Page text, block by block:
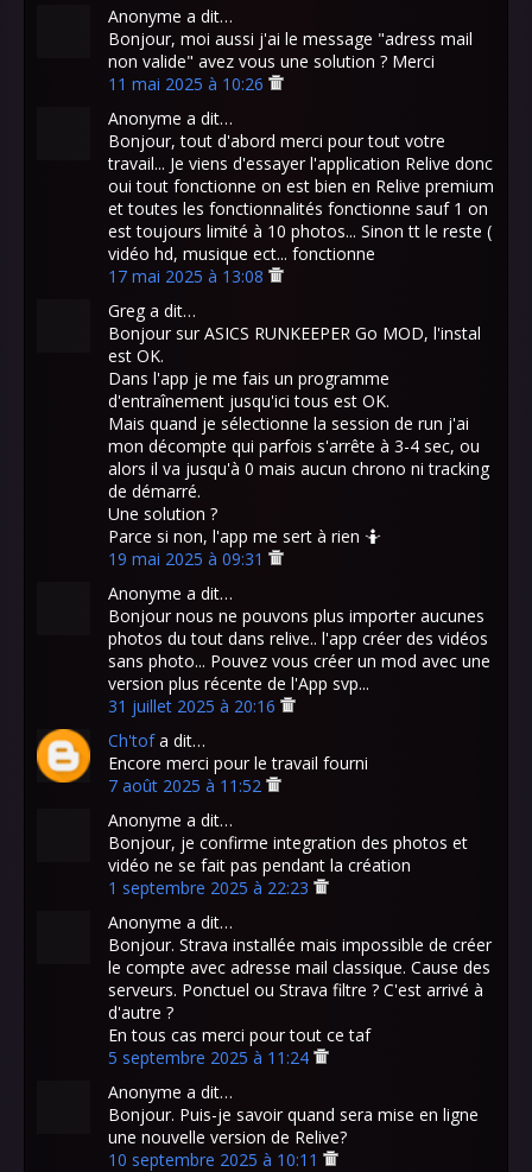
Anonyme a dit…
Bonjour, moi aussi j'ai le message "adress mail
non valide" avez vous une solution ? Merci
11 mai 2025 à 10:26
Anonyme a dit…
Bonjour, tout d'abord merci pour tout votre
travail... Je viens d'essayer l'application Relive donc
oui tout fonctionne on est bien en Relive premium
et toutes les fonctionnalités fonctionne sauf 1 on
est toujours limité à 10 photos... Sinon tt le reste (
vidéo hd, musique ect... fonctionne
17 mai 2025 à 13:08
Greg a dit…
Bonjour sur ASICS RUNKEEPER Go MOD, l'instal
est OK.
Dans l'app je me fais un programme
d'entraînement jusqu'ici tous est OK.
Mais quand je sélectionne la session de run j'ai
mon décompte qui parfois s'arrête à 3-4 sec, ou
alors il va jusqu'à 0 mais aucun chrono ni tracking
de démarré.
Une solution ?
Parce si non, l'app me sert à rien 🤷
19 mai 2025 à 09:31
Anonyme a dit…
Bonjour nous ne pouvons plus importer aucunes
photos du tout dans relive.. l'app créer des vidéos
sans photo... Pouvez vous créer un mod avec une
version plus récente de l'App svp...
31 juillet 2025 à 20:16
Ch'tofa dit…
Encore merci pour le travail fourni
7 août 2025 à 11:52
Anonyme a dit…
Bonjour, je confirme integration des photos et
vidéo ne se fait pas pendant la création
1 septembre 2025 à 22:23
Anonyme a dit…
Bonjour. Strava installée mais impossible de créer
le compte avec adresse mail classique. Cause des
serveurs. Ponctuel ou Strava filtre ? C'est arrivé à
d'autre ?
En tous cas merci pour tout ce taf
5 septembre 2025 à 11:24
Anonyme a dit…
Bonjour. Puis-je savoir quand sera mise en ligne
une nouvelle version de Relive?
10 septembre 2025 à 10:11